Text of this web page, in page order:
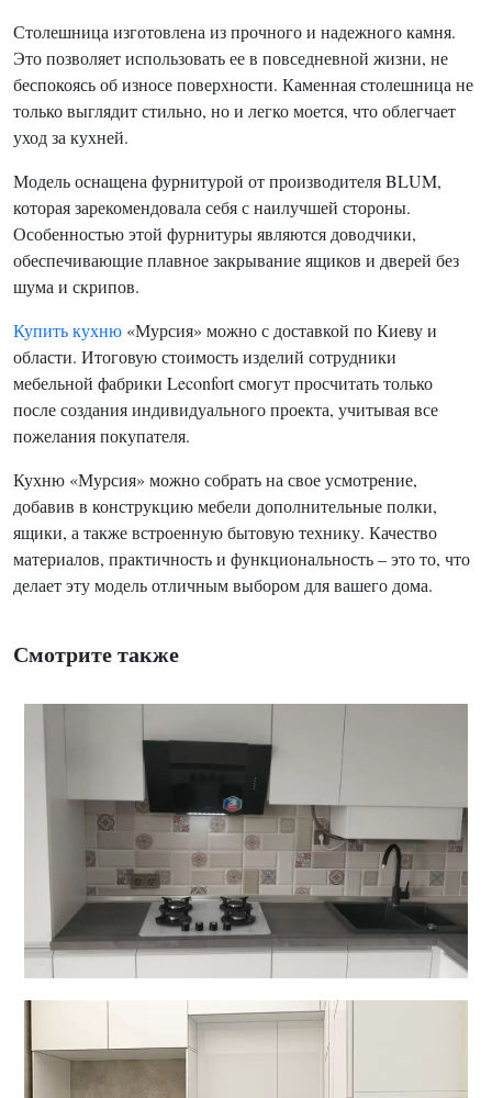
Столешница изготовлена из прочного и надежного камня.
Это позволяет использовать ее в повседневной жизни, не
беспокоясь об износе поверхности. Каменная столешница не
только выглядит стильно, но и легко моется, что облегчает
уход за кухней.
Модель оснащена фурнитурой от производителя BLUM,
которая зарекомендовала себя с наилучшей стороны.
Особенностью этой фурнитуры являются доводчики,
обеспечивающие плавное закрывание ящиков и дверей без
шума и скрипов.
Купить кухню «Мурсия» можно с доставкой по Киеву и
области. Итоговую стоимость изделий сотрудники
мебельной фабрики Leconfort смогут просчитать только
после создания индивидуального проекта, учитывая все
пожелания покупателя.
Кухню «Мурсия» можно собрать на свое усмотрение,
добавив в конструкцию мебели дополнительные полки,
ящики, а также встроенную бытовую технику. Качество
материалов, практичность и функциональность – это то, что
делает эту модель отличным выбором для вашего дома.
Смотрите также